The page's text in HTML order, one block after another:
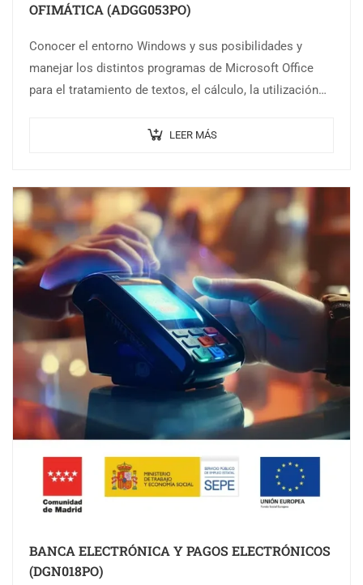
OFIMÁTICA (ADGG053PO)
Conocer el entorno Windows y sus posibilidades y
manejar los distintos programas de Microsoft Office
para el tratamiento de textos, el cálculo, la utilización
LEER MÁS
BANCA ELECTRÓNICA Y PAGOS ELECTRÓNICOS
(DGN018PO)